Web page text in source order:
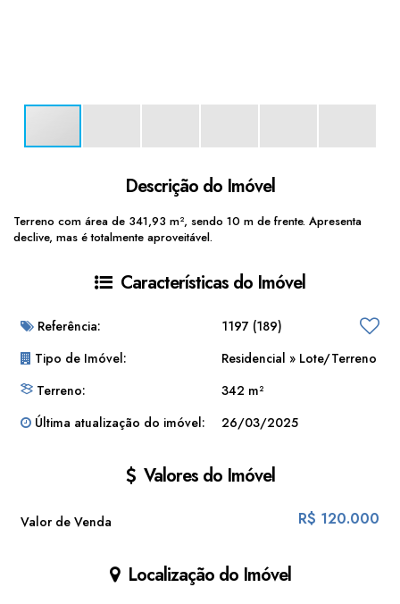
Descrição do Imóvel
Terreno com área de 341,93 m², sendo 10 m de frente. Apresenta
declive, mas é totalmente aproveitável.
Características do Imóvel
Referência: 1197 (189)
Tipo de Imóvel:
Residencial » Lote/Terreno
Terreno:
342 m²
Última atualização do imóvel:
26/03/2025
Valores do Imóvel
R$ 120.000
Valor de Venda
Localização do Imóvel